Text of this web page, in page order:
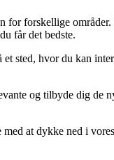
forskellige områder.
får det bedste.
sted, hvor du kan
og tilbyde dig de
at dykke ned i